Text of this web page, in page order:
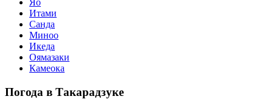
Итами
Санда
Миноо
Икеда
Оямазаки
Камеока
Погода в Такарадзуке